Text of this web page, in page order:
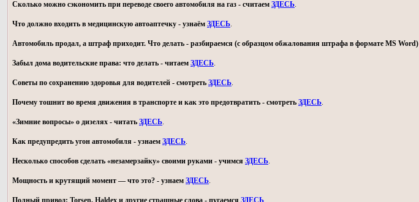
Сколько можно сэкономить при переводе своего автомобиля на газ - считаем ЗДЕСЬ.
Что должно входить в медицинскую автоаптечку - узнаём ЗДЕСЬ.
Автомобиль продал, а штраф приходит. Что делать - разбираемся (с образцом обжалования штрафа в формате MS Word)
Забыл дома водительские права: что делать - читаем ЗДЕСЬ.
Советы по сохранению здоровья для водителей - смотреть ЗДЕСЬ.
Почему тошнит во время движения в транспорте и как это предотвратить - смотреть ЗДЕСЬ.
«Зимние вопросы» о дизелях - читать ЗДЕСЬ.
Как предупредить угон автомобиля - узнаем ЗДЕСЬ.
Несколько способов сделать «незамерзайку» своими руками - учимся ЗДЕСЬ.
Мощность и крутящий момент — что это? - узнаем ЗДЕСЬ.
Полный привод: Torsen, Haldex и другие страшные слова - пугаемся ЗДЕСЬ